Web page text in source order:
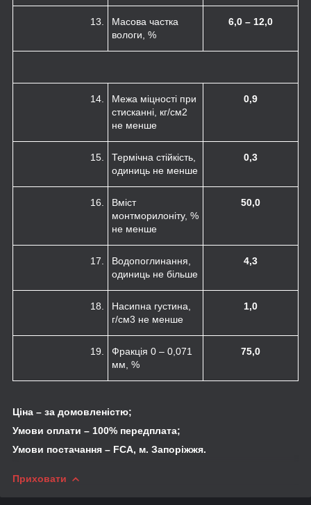
13.
Масова частка
вологи, %
6,0 – 12,0
14.
Межа міцності при
стисканні, кг/см2
не менше
0,9
15.
Термічна стійкість,
одиниць не менше
0,3
16.
Вміст
монтморилоніту, %
не менше
50,0
17.
Водопоглинання,
одиниць не більше
4,3
18.
Насипна густина,
г/см3 не менше
1,0
19.
Фракція 0 – 0,071
мм, %
75,0
Ціна – за домовленістю;
Умови оплати – 100% передплата;
Умови постачання – FCA, м. Запоріжжя.
Приховати